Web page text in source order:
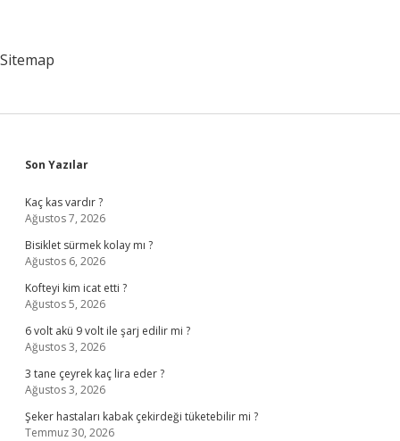
Sitemap
Sidebar
Son Yazılar
Kaç kas vardır ?
Ağustos 7, 2026
Bisiklet sürmek kolay mı ?
Ağustos 6, 2026
Kofteyi kim icat etti ?
Ağustos 5, 2026
6 volt akü 9 volt ile şarj edilir mi ?
Ağustos 3, 2026
3 tane çeyrek kaç lira eder ?
Ağustos 3, 2026
Şeker hastaları kabak çekirdeği tüketebilir mi ?
Temmuz 30, 2026